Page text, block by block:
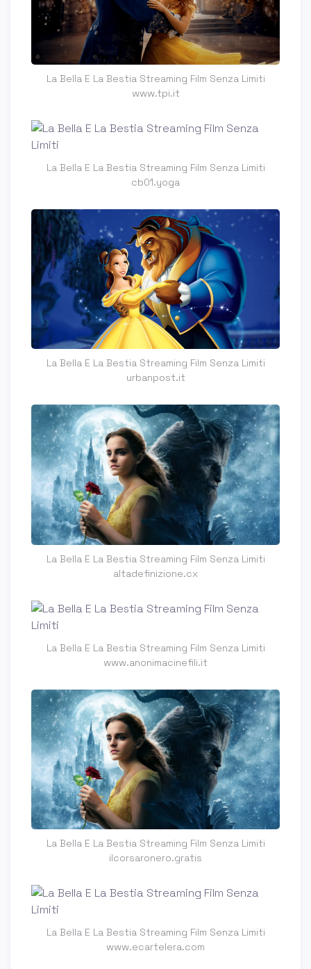
La Bella E La Bestia Streaming Film Senza Limiti
www.tpi.it
La Bella E La Bestia Streaming Film Senza Limiti
cb01.yoga
La Bella E La Bestia Streaming Film Senza Limiti
urbanpost.it
La Bella E La Bestia Streaming Film Senza Limiti
altadefinizione.cx
La Bella E La Bestia Streaming Film Senza Limiti
www.anonimacinefili.it
La Bella E La Bestia Streaming Film Senza Limiti
ilcorsaronero.gratis
La Bella E La Bestia Streaming Film Senza Limiti
www.ecartelera.com